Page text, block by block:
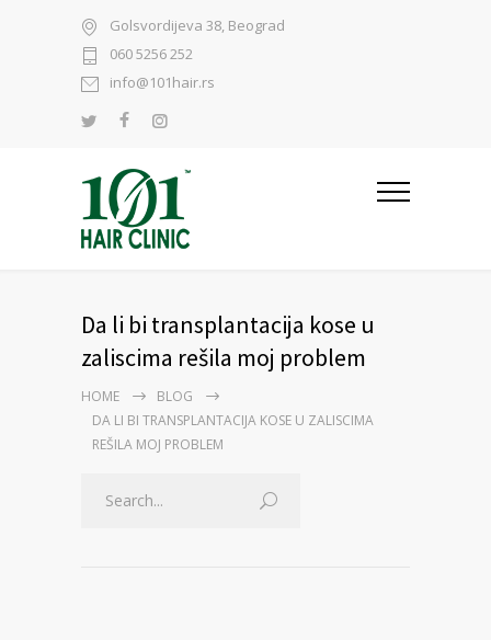
Golsvordijeva 38, Beograd
060 5256 252
info@101hair.rs
Da li bi transplantacija kose u
zaliscima rešila moj problem
HOME
BLOG
DA LI BI TRANSPLANTACIJA KOSE U ZALISCIMA
REŠILA MOJ PROBLEM